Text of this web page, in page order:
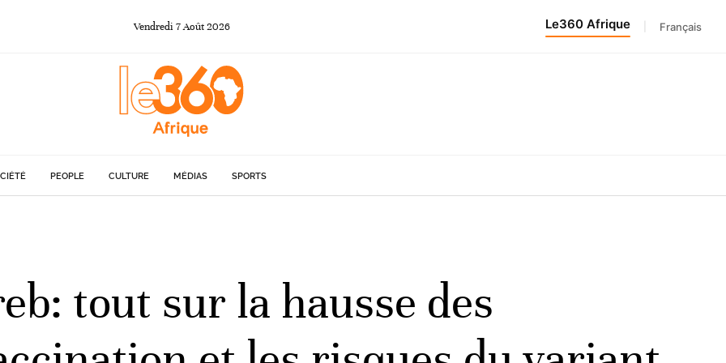
Vendredi 7Août 2026 Le360 Afrique Français
PEOPLE CULTURE MÉDIAS SPORTS
tout sur la hausse des